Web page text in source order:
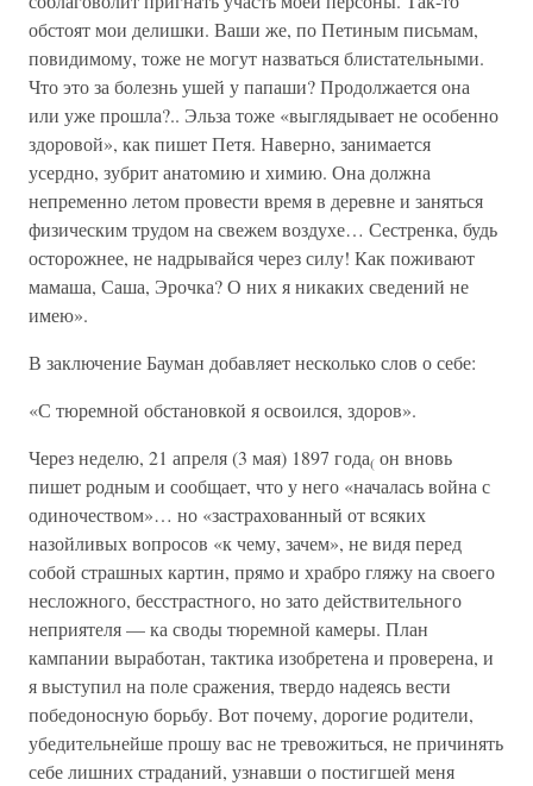
обстоят мои делишки. Ваши же, по Петиным письмам,
повидимому, тоже не могут назваться блистательными.
Что это за болезнь ушей у папаши? Продолжается она
или уже прошла?.. Эльза тоже «выглядывает не особенно
здоровой», как пишет Петя. Наверно, занимается
усердно, зубрит анатомию и химию. Она должна
непременно летом провести время в деревне и заняться
физическим трудом на свежем воздухе… Сестренка, будь
осторожнее, не надрывайся через силу! Как поживают
мамаша, Саша, Эрочка? О них я никаких сведений не
имею».
В заключение Бауман добавляет несколько слов о себе:
«С тюремной обстановкой я освоился, здоров».
Через неделю, 21 апреля (3 мая) 1897 года( он вновь
пишет родным и сообщает, что у него «началась война с
одиночеством»… но «застрахованный от всяких
назойливых вопросов «к чему, зачем», не видя перед
собой страшных картин, прямо и храбро гляжу на своего
несложного, бесстрастного, но зато действительного
неприятеля — ка своды тюремной камеры. План
кампании выработан, тактика изобретена и проверена, и
я выступил на поле сражения, твердо надеясь вести
победоносную борьбу. Вот почему, дорогие родители,
убедительнейше прошу вас не тревожиться, не причинять
себе лишних страданий, узнавши о постигшей меня